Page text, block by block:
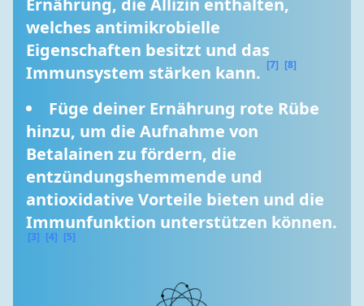
Ernährung, die Allizin enthalten,
welches antimikrobielle
Eigenschaften besitzt und das
Immunsystem stärken kann. [7] [8]
Füge deiner Ernährung rote Rübe
hinzu, um die Aufnahme von
Betalainen zu fördern, die
entzündungshemmende und
antioxidative Vorteile bieten und die
[3] [4] [5]